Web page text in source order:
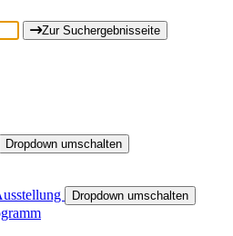
Zur Suchergebnisseite
Dropdown umschalten
Dropdown umschalten